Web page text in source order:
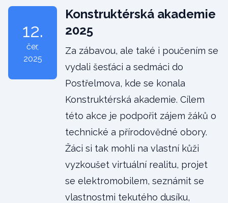
12.
čer,
2025
Konstruktérská akademie
2025
Za zábavou, ale také i poučením se
vydali šesťáci a sedmáci do
Postřelmova, kde se konala
Konstruktérská akademie. Cílem
této akce je podpořit zájem žáků o
technické a přírodovědné obory.
Žáci si tak mohli na vlastní kůži
vyzkoušet virtuální realitu, projet
se elektromobilem, seznámit se
vlastnostmi tekutého dusíku,